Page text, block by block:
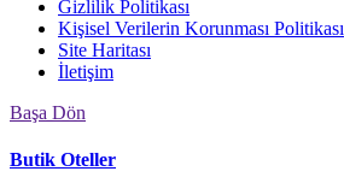
Gizlilik Politikası
Kişisel Verilerin Korunması Politikası
Site Haritası
İletişim
Başa Dön
Butik Oteller